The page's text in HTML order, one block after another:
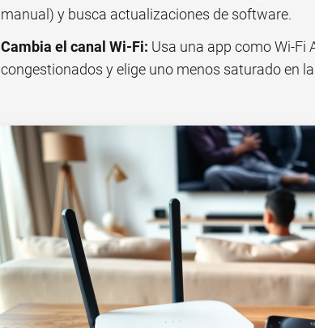
manual) y busca actualizaciones de software.
Cambia el canal Wi-Fi: Usa una app como Wi-Fi
congestionados y elige uno menos saturado en